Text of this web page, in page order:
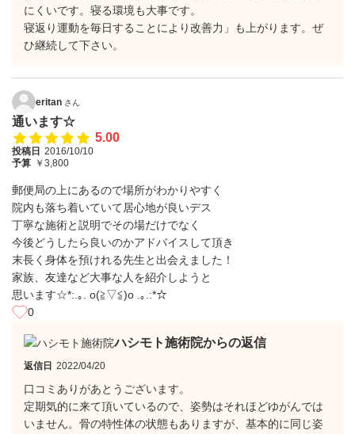
にくいです。寝る環境も大事です。
寝返り運動を毎日することにより改善力」も上がります。ぜ
ひ継続して下さい。
eritan さん
通います☆
5.00
投稿日 2016/10/10
予算 ￥3,800
郵便局の上にあるので場所がわかりやすく
院内も落ち着いていて居心地が良いデス
丁寧な施術と説明でその場だけでなく
今後どうしたら良いのかアドバイスして頂き
末長く身体を預けれる先生と出会えました！
家族、友達など大事な人を紹介しようと
思います☆*:.｡. o(≧▽≦)o .｡.:*☆
0
ハシモト施術院からの返信
返信日 2022/04/20
口コミありがあとうございます。
定期気的に来て頂いているので、姿勢はそれほどゆがんでは
いません。骨の特性体の状態もありますが、基本的に同じ姿